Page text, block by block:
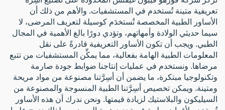
تعريفية متينة تُستخدم في المستشفيات. والأهم من ذلك أن
الأساور الطبية المخصصة تُستخدَم كوسيلة لتعريف المرضى، لا
سيما حديثي الولادة وأمهاتهم، وتؤدي دورًا بالغ الأهمية في المجال
الطبي. ويجب أن تكون الأساور التعريفية قادرةً على نقل
المعلومات الطبية الهامة بفعالية، مما يمكِّن المستشفيات من تتبع
مرضاها. ونستخدم في عمليات إنتاجنا ضوابط جودة صارمة
وتكنولوجيا مبتكرة، ما يضمن أن أسِرَّتنا مصنوعة من مواد مريحة
ومتينة. ويمكن تخصيص أسِرَّتنا الطبية المنسوجة والمصنوعة من
السيليكون والبلاستيك لزيادة قيمتها. ونحن ندرك أن هذه الأساور